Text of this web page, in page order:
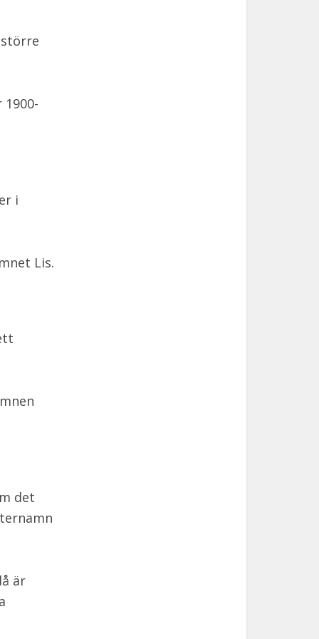
i
Lis.
det
är